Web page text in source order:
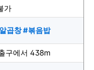
가
곱창 #볶음밥
구에서 438m